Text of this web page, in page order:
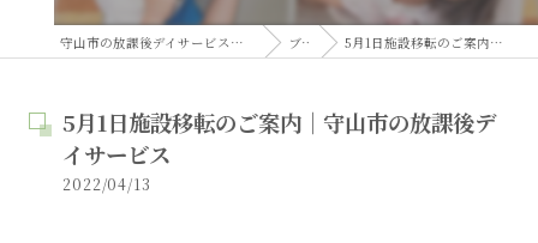
守山市の放課後デイサービスなら発達支援ルーム ガーベラの園 ブログ 5月1日施設移転のご案内｜守山市の放課後デイサービス
5月1日施設移転のご案内｜守山市の放課後デ
イサービス
2022/04/13